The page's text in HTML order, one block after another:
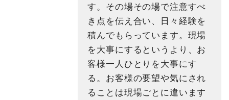
す。その場その場で注意すべ
き点を伝え合い、日々経験を
積んでもらっています。現場
を大事にするというより、お
客様一人ひとりを大事にす
る。お客様の要望や気にされ
ることは現場ごとに違います